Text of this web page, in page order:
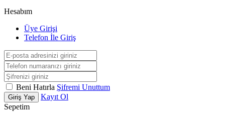
Hesabım
Üye Girişi
Telefon İle Giriş
Beni Hatırla Şifremi Unuttum
Giriş Yap
Kayıt Ol
Sepetim